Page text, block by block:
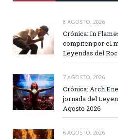
8 AGOSTO, 2026
Crónica: In
compiten por el
Leyendas del
7 AGOSTO, 2026
Crónica: Arch
jornada del
Agosto 2026
6 AGOSTO, 2026